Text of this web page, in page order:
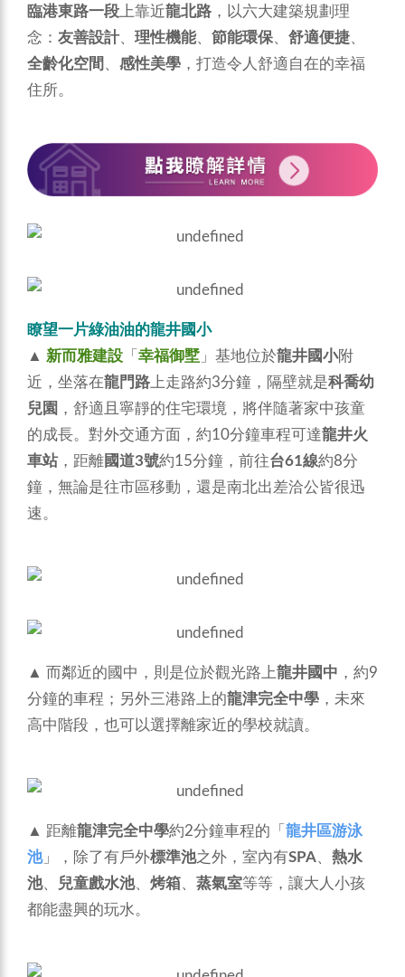
臨港東路一段上靠近龍北路 ，以六大建築規劃理
念： 友善設計、 理性機能、 節能環保、 舒適便捷、
全齡化空間 、 感性美學 ，打造令人舒適自在的幸福
住所。
瞭望一片綠油油的龍井國小
▲ 新而雅建設 「 幸福御墅 」基地位於龍井國小附
近，坐落在龍門路 上走路約3分鐘，隔壁就是科喬幼
兒園 ，舒適且寧靜的住宅環境，將伴隨著家中孩童
的成長。對外交通方面，約10分鐘車程可達龍井火
車站，距離國道3號約15分鐘，前往台61線約8分
鐘，無論是往市區移動，還是南北出差洽公皆很迅
速。
▲ 而鄰近的國中，則是位於觀光路上龍井國中 ，約9
分鐘的車程；另外三港路上的龍津完全中學 ，未來
高中階段，也可以選擇離家近的學校就讀。
▲ 距離龍津完全中學約2分鐘車程的「 龍井區游泳
池」，除了有戶外標準池之外，室內有SPA
熱水
池、 兒童戲水池、 烤箱 蒸氣室等等，讓大人小孩
都能盡興的玩水。